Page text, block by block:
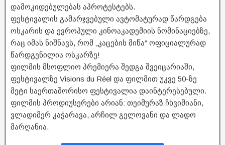
დამოკიდებულებას აპროტესტებს.
ფესტივალის გამარჯვებული ავტომატურად წარდგება
ოსკარის და ევროპული კინოაკადემიის ნომინაციებზე,
რაც იმას ნიშნავს, რომ „კაცების მიწა“ ოფიციალურად
წარდგენილია ოსკარზე!
ფილმის მსოფლიო პრემიერა შედგა შვეიცარიაში,
ფესტივალზე Visions du Réel და ფილმით უკვე 50-ზე
მეტი საერთაშორისო ფესტივალია დაინტერესებული.
ფილმის პროდიუსერები არიან: თეიმურაზ ჩხვიმიანი,
ვლადიმერ კაჭარავა, არჩილ გელოვანი და ლადო
მარღანია.